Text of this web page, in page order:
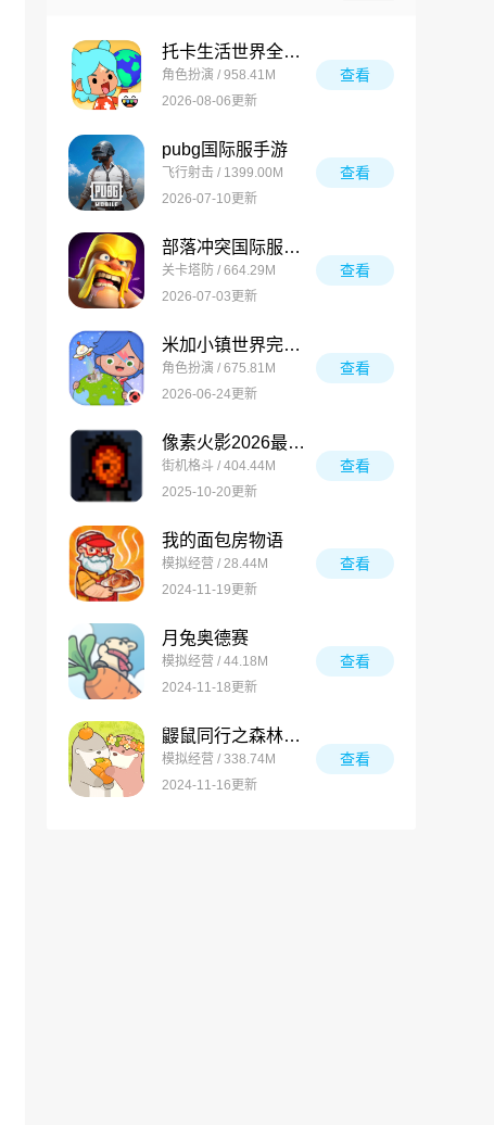
托卡生活世界全解锁版
角色扮演 / 958.41M
2026-08-06更新
查看
pubg国际服手游
飞行射击 / 1399.00M
2026-07-10更新
查看
部落冲突国际服最新版
关卡塔防 / 664.29M
2026-07-03更新
查看
米加小镇世界完整版
角色扮演 / 675.81M
2026-06-24更新
查看
像素火影2026最新版
街机格斗 / 404.44M
2025-10-20更新
查看
我的面包房物语
模拟经营 / 28.44M
2024-11-19更新
查看
月兔奥德赛
模拟经营 / 44.18M
2024-11-18更新
查看
鼹鼠同行之森林之家万圣节版
模拟经营 / 338.74M
2024-11-16更新
查看